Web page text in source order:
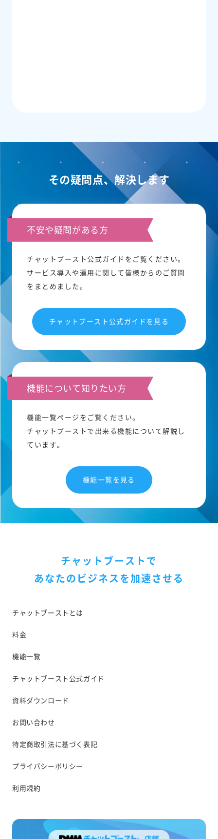
その疑問点、解決します
不安や疑問がある方
チャットブースト公式ガイドをご覧ください。
サービス導入や運用に関して皆様からのご質問
をまとめました。
チャットブースト公式ガイドを見る
機能について知りたい方
機能一覧ページをご覧ください。
チャットブーストで出来る機能について解説し
ています。
機能一覧を見る
チャットブーストで
あなたのビジネスを加速させる
チャットブーストとは
料金
機能一覧
チャットブースト公式ガイド
資料ダウンロード
お問い合わせ
特定商取引法に基づく表記
プライバシーポリシー
利用規約